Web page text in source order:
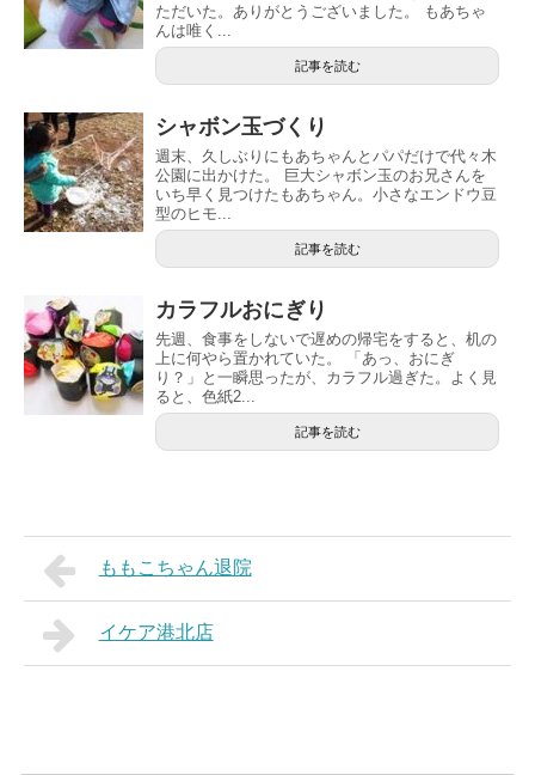
ただいた。ありがとうございました。 もあちゃ
んは唯く...
記事を読む
シャボン玉づくり
週末、久しぶりにもあちゃんとパパだけで代々木
公園に出かけた。 巨大シャボン玉のお兄さんを
いち早く見つけたもあちゃん。小さなエンドウ豆
型のヒモ...
記事を読む
カラフルおにぎり
先週、食事をしないで遅めの帰宅をすると、机の
上に何やら置かれていた。 「あっ、おにぎ
り？」と一瞬思ったが、カラフル過ぎた。よく見
ると、色紙2...
記事を読む
ももこちゃん退院
イケア港北店